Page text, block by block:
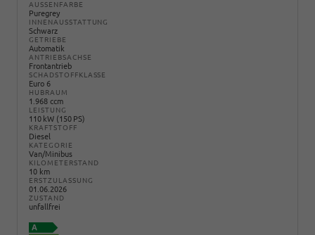
AUSSENFARBE
Puregrey
INNENAUSSTATTUNG
Schwarz
GETRIEBE
Automatik
ANTRIEBSACHSE
Frontantrieb
SCHADSTOFFKLASSE
Euro 6
HUBRAUM
1.968 ccm
LEISTUNG
110 kW (150 PS)
KRAFTSTOFF
Diesel
KATEGORIE
Van/Minibus
KILOMETERSTAND
10 km
ERSTZULASSUNG
01.06.2026
ZUSTAND
unfallfrei